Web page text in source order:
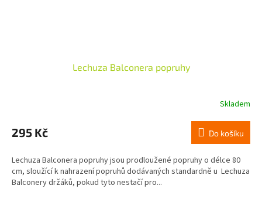
Lechuza Balconera popruhy
Skladem
295 Kč Do košíku
Lechuza Balconera popruhy jsou prodloužené popruhy o délce 80
cm, sloužící k nahrazení popruhů dodávaných standardně u Lechuza
Balconery držáků, pokud tyto nestačí pro...